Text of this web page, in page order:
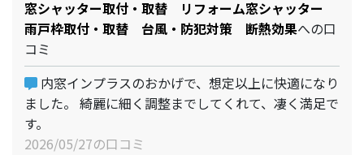
窓シャッター取付・取替 リフォーム窓シャッター
雨戸枠取付・取替 台風・防犯対策 断熱効果への口
コミ
内窓インプラスのおかげで、想定以上に快適になり
ました。 綺麗に細く調整までしてくれて、凄く満足で
す。
2026/05/27の口コミ